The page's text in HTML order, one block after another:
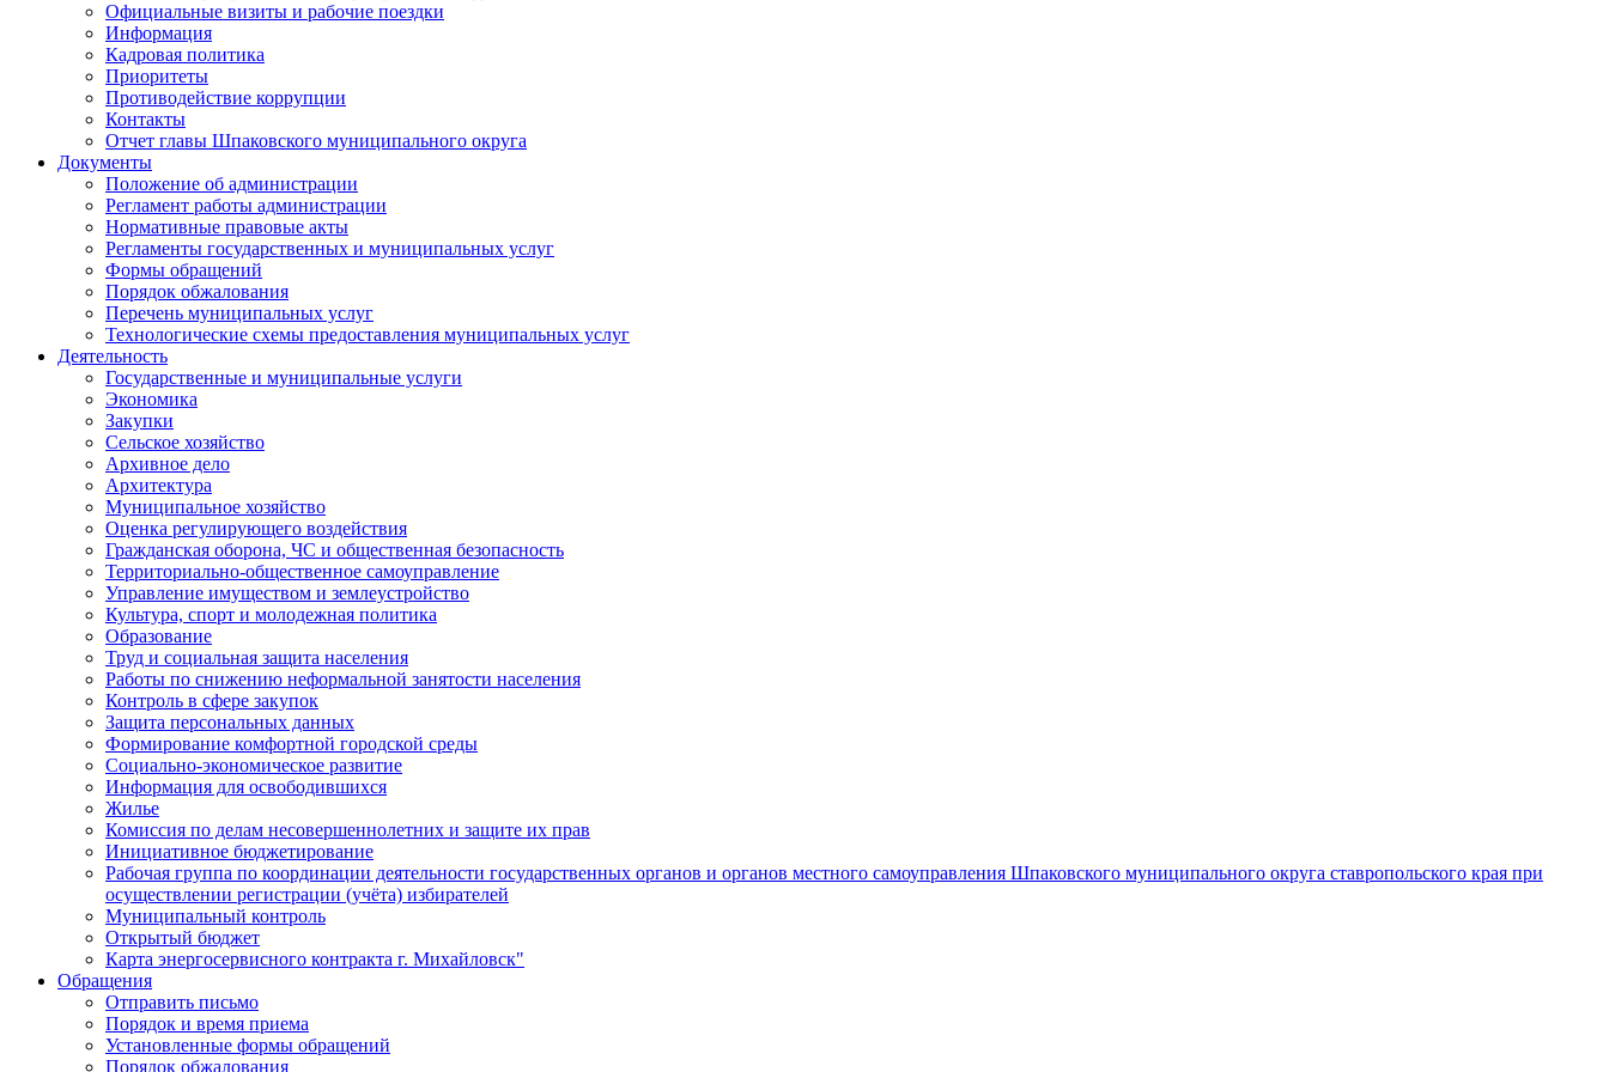
Официальные визиты и рабочие поездки
Информация
Кадровая политика
Приоритеты
Противодействие коррупции
Контакты
Отчет главы Шпаковского муниципального округа
Документы
Положение об администрации
Регламент работы администрации
Нормативные правовые акты
Регламенты государственных и муниципальных услуг
Формы обращений
Порядок обжалования
Перечень муниципальных услуг
Технологические схемы предоставления муниципальных услуг
Деятельность
Государственные и муниципальные услуги
Экономика
Закупки
Сельское хозяйство
Архивное дело
Архитектура
Муниципальное хозяйство
Оценка регулирующего воздействия
Гражданская оборона, ЧС и общественная безопасность
Территориально-общественное самоуправление
Управление имуществом и землеустройство
Культура, спорт и молодежная политика
Образование
Труд и социальная защита населения
Работы по снижению неформальной занятости населения
Контроль в сфере закупок
Защита персональных данных
Формирование комфортной городской среды
Социально-экономическое развитие
Информация для освободившихся
Жилье
Комиссия по делам несовершеннолетних и защите их прав
Инициативное бюджетирование
Рабочая группа по координации деятельности государственных органов и органов местного самоуправления Шпаковского муниципального округа ставропольского края при
осуществлении регистрации (учёта) избирателей
Муниципальный контроль
Открытый бюджет
Карта энергосервисного контракта г. Михайловск"
Обращения
Отправить письмо
Порядок и время приема
Установленные формы обращений
Порядок обжалования